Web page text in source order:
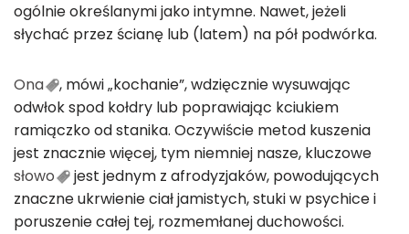
ogólnie określanymi jako intymne. Nawet, jeżeli
słychać przez ścianę lub (latem) na pół podwórka.
Ona
, mówi „kochanie”, wdzięcznie wysuwając
odwłok spod kołdry lub poprawiając kciukiem
ramiączko od stanika. Oczywiście metod kuszenia
jest znacznie więcej, tym niemniej nasze, kluczowe
słowo
jest jednym z afrodyzjaków, powodujących
znaczne ukrwienie ciał jamistych, stuki w psychice i
poruszenie całej tej, rozmemłanej duchowości.